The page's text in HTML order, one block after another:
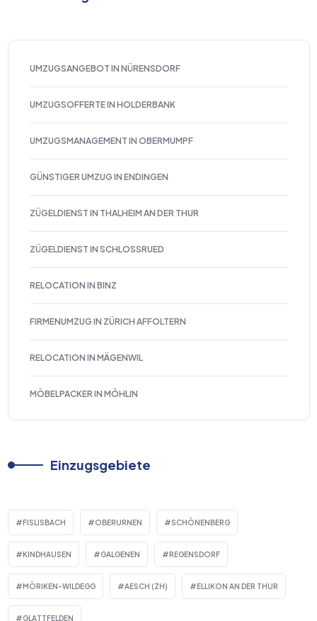
UMZUGSANGEBOT IN NÜRENSDORF
UMZUGSOFFERTE IN HOLDERBANK
UMZUGSMANAGEMENT IN OBERMUMPF
GÜNSTIGER UMZUG IN ENDINGEN
ZÜGELDIENST IN THALHEIM AN DER THUR
ZÜGELDIENST IN SCHLOSSRUED
RELOCATION IN BINZ
FIRMENUMZUG IN ZÜRICH AFFOLTERN
RELOCATION IN MÄGENWIL
MÖBELPACKER IN MÖHLIN
Einzugsgebiete
FISLISBACH OBERURNEN SCHÖNENBERG
KINDHAUSEN GALGENEN REGENSDORF
MÖRIKEN-WILDEGG AESCH (ZH) ELLIKON AN DER THUR
GLATTFELDEN